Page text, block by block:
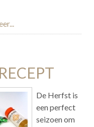
De Herfst is
een perfect
seizoen om